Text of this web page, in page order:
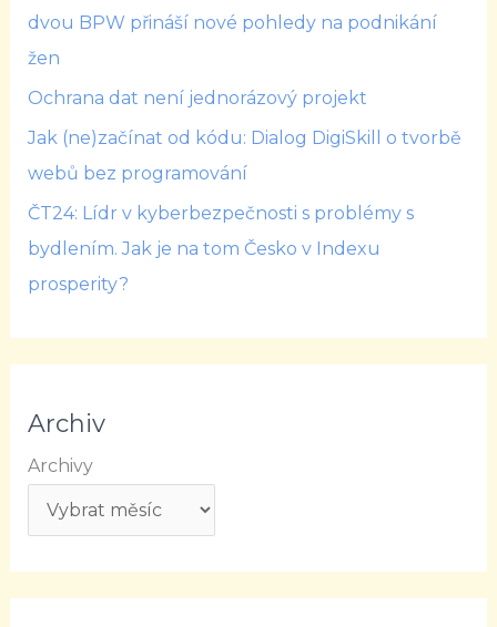
dvou BPW přináší nové pohledy na podnikání
žen
Ochrana dat není jednorázový projekt
Jak (ne)začínat od kódu: Dialog DigiSkill o tvorbě
webů bez programování
ČT24: Lídr v kyberbezpečnosti s problémy s
bydlením. Jak je na tom Česko v Indexu
prosperity?
Archiv
Archivy